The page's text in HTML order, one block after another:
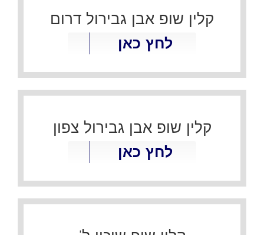
קלין שופ אבן גבירול דרום
לחץ כאן
קלין שופ אבן גבירול צפון
לחץ כאן